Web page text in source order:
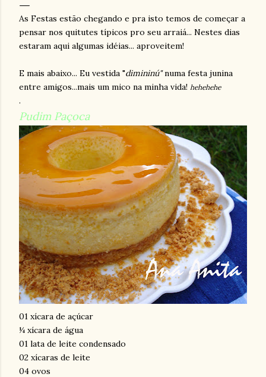
As Festas estão chegando e pra isto temos de começar a
pensar nos quitutes típicos pro seu arraiá... Nestes dias
estaram aqui algumas idéias... aproveitem!
E mais abaixo... Eu vestida "dimininú"numa festa junina
entre amigos...mais um mico na minha vida! hehehehe
.
Pudim Paçoca
01 xícara de açúcar
¼ xícara de água
01 lata de leite condensado
02 xícaras de leite
04 ovos